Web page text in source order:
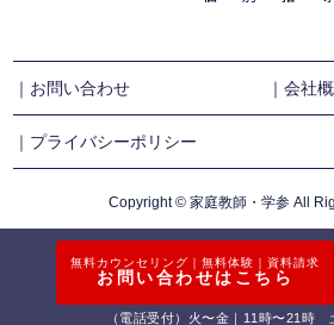
｜お問い合わせ ｜会社
｜プライバシーポリシー
Copyright © 家庭教師・学参 All
無料カウンセリング｜無料体験｜資料請求
お問い合わせはこちら
（電話受付）火〜金｜11時〜21時